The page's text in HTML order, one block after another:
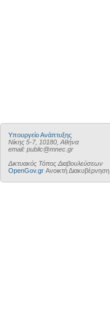
Υπουργείο Ανάπτυξης
Νίκης 5-7, 10180, Αθήνα
email: public@mnec.gr
Δικτυακός Τόπος Διαβουλεύσεων
OpenGov.gr Ανοικτή Διακυβέρνηση